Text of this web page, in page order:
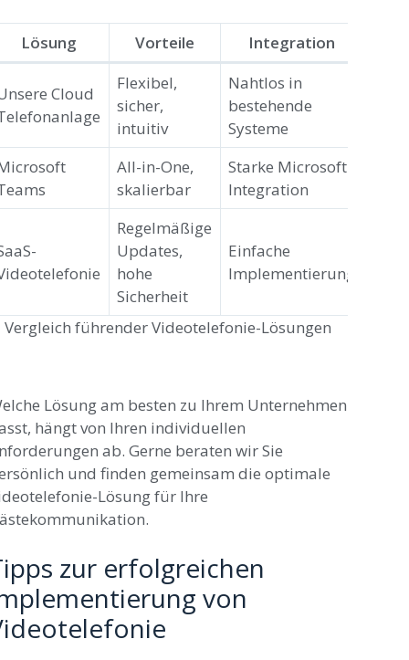
Lösung Vorteile Integration
Cloud
Flexibel,
sicher,
intuitiv
Nahtlos in
bestehende
Systeme
All-in-One,
skalierbar
Starke Microsoft-
Integration
Regelmäßige
Updates,
hohe
Sicherheit
Einfache
Implementierung
Vergleich führender Videotelefonie-Lösungen
Lösung am besten zu Ihrem Unternehmen
hängt von Ihren individuellen
ab. Gerne beraten wir Sie
und finden gemeinsam die optimale
Lösung für Ihre
zur erfolgreichen
von